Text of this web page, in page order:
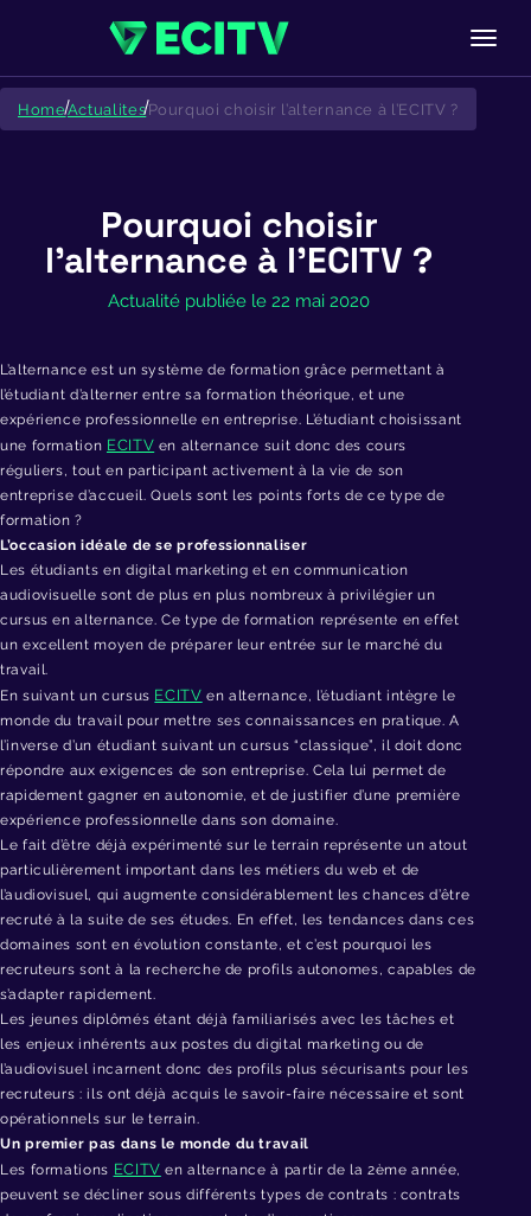
Skip
content
HomeActualitesPourquoi choisir l’alternance à l’ECITV ?
Pourquoi choisir
l’alternance à l’ECITV ?
Actualité publiée le 22 mai 2020
L’alternance est un système de formation grâce permettant à
l’étudiant d’alterner entre sa formation théorique, et une
expérience professionnelle en entreprise. L’étudiant choisissant
une formation ECITV en alternance suit donc des cours
réguliers, tout en participant activement à la vie de son
entreprise d’accueil. Quels sont les points forts de ce type de
formation ?
L’occasion idéale de se professionnaliser
Les étudiants en digital marketing et en communication
audiovisuelle sont de plus en plus nombreux à privilégier un
cursus en alternance. Ce type de formation représente en effet
un excellent moyen de préparer leur entrée sur le marché du
travail.
En suivant un cursus ECITV en alternance, l’étudiant intègre le
monde du travail pour mettre ses connaissances en pratique. A
l’inverse d’un étudiant suivant un cursus “classique”, il doit donc
répondre aux exigences de son entreprise. Cela lui permet de
rapidement gagner en autonomie, et de justifier d’une première
expérience professionnelle dans son domaine.
Le fait d’être déjà expérimenté sur le terrain représente un atout
particulièrement important dans les métiers du web et de
l’audiovisuel, qui augmente considérablement les chances d’être
recruté à la suite de ses études. En effet, les tendances dans ces
domaines sont en évolution constante, et c’est pourquoi les
recruteurs sont à la recherche de profils autonomes, capables de
s’adapter rapidement.
Les jeunes diplômés étant déjà familiarisés avec les tâches et
les enjeux inhérents aux postes du digital marketing ou de
l’audiovisuel incarnent donc des profils plus sécurisants pour les
recruteurs : ils ont déjà acquis le savoir-faire nécessaire et sont
opérationnels sur le terrain.
Un premier pas dans le monde du travail
Les formations ECITV en alternance à partir de la 2ème année,
peuvent se décliner sous différents types de contrats : contrats